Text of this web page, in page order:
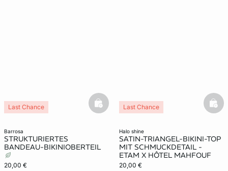
barrosa
STRUKTURIERTES
BANDEAU-BIKINIOBERTEIL
20,00 €
Last Chance basketfull
halo shine
SATIN-TRIANGEL-BIKINI-TOP
MIT SCHMUCKDETAIL -
ETAM X HÔTEL MAHFOUF
20,00 €
Last Chance